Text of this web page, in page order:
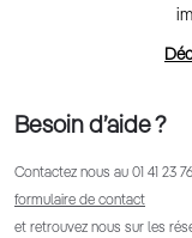
Besoin d’aide ?
Contactez nous au 01 41 23
formulaire de contact
et retrouvez nous sur les